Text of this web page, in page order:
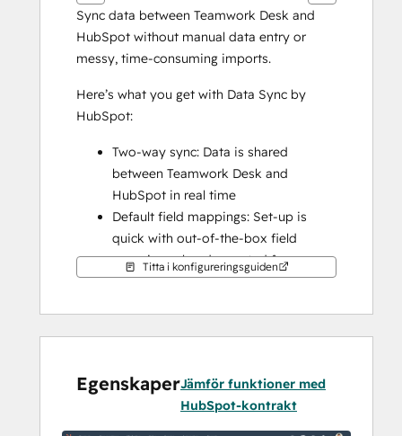
Sync data between Teamwork Desk and
HubSpot without manual data entry or
messy, time-consuming imports.
Here’s what you get with Data Sync by
HubSpot:
Two-way sync: Data is shared
between Teamwork Desk and
HubSpot in real time
Default field mappings: Set-up is
quick with out-of-the-box field
mappings already created for you
Historical syncing: Your existing data
tickets
Titta i konfigureringsguiden
EgenskaperJämför funktioner med
HubSpot-kontrakt